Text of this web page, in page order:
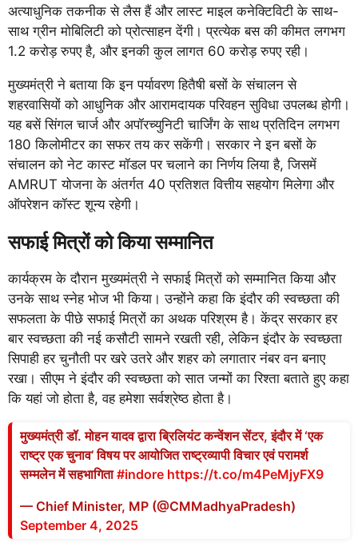
अत्याधुनिक तकनीक से लैस हैं और लास्ट माइल कनेक्टिविटी के साथ-
साथ ग्रीन मोबिलिटी को प्रोत्साहन देंगी। प्रत्येक बस की कीमत लगभग
1.2 करोड़ रुपए है, और इनकी कुल लागत 60 करोड़ रुपए रही।
मुख्यमंत्री ने बताया कि इन पर्यावरण हितैषी बसों के संचालन से
शहरवासियों को आधुनिक और आरामदायक परिवहन सुविधा उपलब्ध होगी।
यह बसें सिंगल चार्ज और अपॉरच्युनिटी चार्जिंग के साथ प्रतिदिन लगभग
180 किलोमीटर का सफर तय कर सकेंगी। सरकार ने इन बसों के
संचालन को नेट कास्ट मॉडल पर चलाने का निर्णय लिया है, जिसमें
AMRUT योजना के अंतर्गत 40 प्रतिशत वित्तीय सहयोग मिलेगा और
ऑपरेशन कॉस्ट शून्य रहेगी।
सफाई मित्रों को किया सम्मानित
कार्यक्रम के दौरान मुख्यमंत्री ने सफाई मित्रों को सम्मानित किया और
उनके साथ स्नेह भोज भी किया। उन्होंने कहा कि इंदौर की स्वच्छता की
सफलता के पीछे सफाई मित्रों का अथक परिश्रम है। केंद्र सरकार हर
बार स्वच्छता की नई कसौटी सामने रखती रही, लेकिन इंदौर के स्वच्छता
सिपाही हर चुनौती पर खरे उतरे और शहर को लगातार नंबर वन बनाए
रखा। सीएम ने इंदौर की स्वच्छता को सात जन्मों का रिश्ता बताते हुए कहा
कि यहां जो होता है, वह हमेशा सर्वश्रेष्ठ होता है।
मुख्यमंत्री डॉ. मोहन यादव द्वारा ब्रिलियंट कन्वेंशन सेंटर, इंदौर में ‘एक
राष्ट्र एक चुनाव’ विषय पर आयोजित राष्ट्रव्यापी विचार एवं परामर्श
सम्मलेन में सहभागिता#indore https://t.co/m4PeMjyFX9
— Chief Minister, MP (@CMMadhyaPradesh)
September 4, 2025